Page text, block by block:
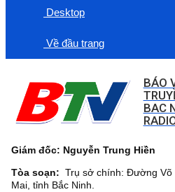
Desktop
Về đầu trang
BÁO
BAC
Giám đốc: Nguyễn Trung Hiền
Tòa soạn: Trụ sở chính: Đường
Mai, tỉnh Bắc Ninh.